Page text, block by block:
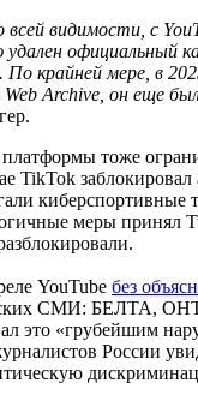
всей видимости, с
официальный
По крайней мере, в
Archive, он еще
тоже
TikTok заблокировал
киберспортивные
меры принял
YouTube без
СМИ: БЕЛТА,
это «грубейшим
России